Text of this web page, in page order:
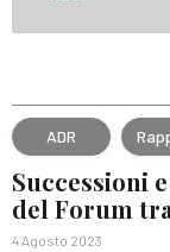
ADR
Successioni
del Forum tra
4 Agosto 2023